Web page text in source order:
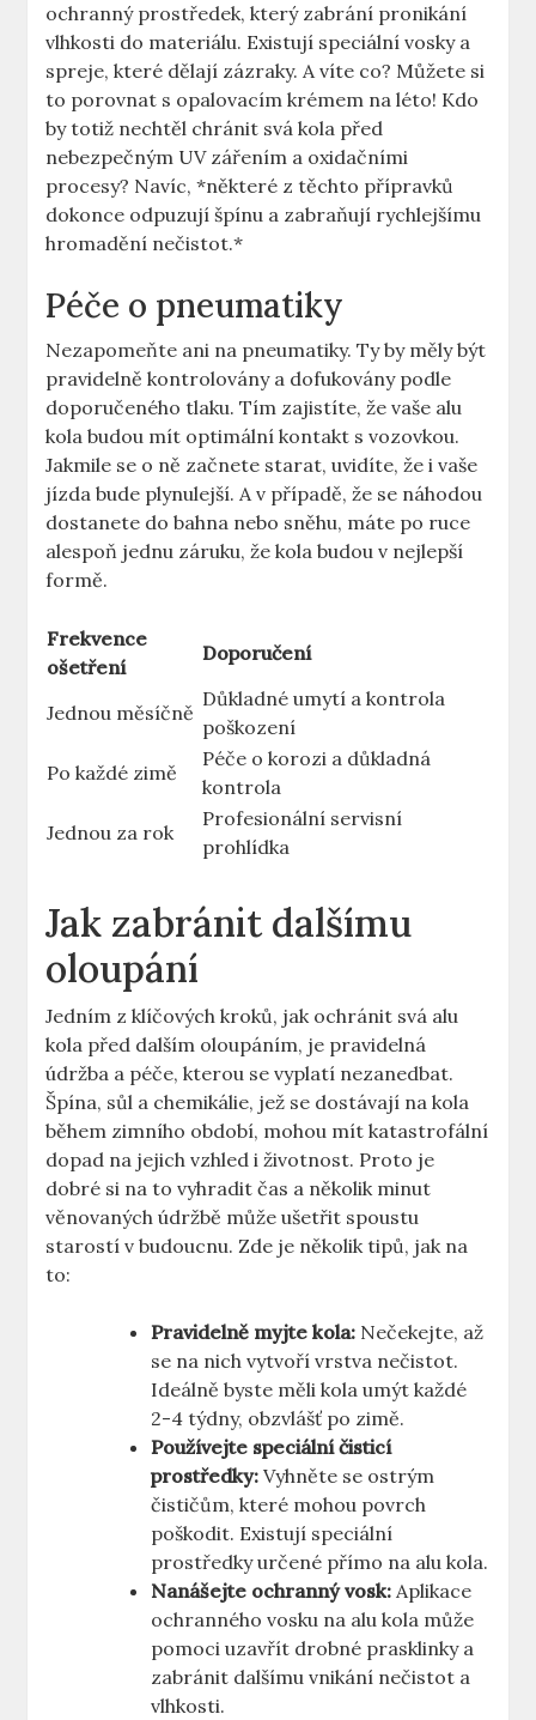
ochranný prostředek, který zabrání pronikání
vlhkosti do materiálu. Existují speciální vosky a
spreje, které dělají zázraky. A víte co? Můžete si
to porovnat s opalovacím krémem na léto! Kdo
by totiž nechtěl chránit svá kola před
nebezpečným UV zářením a oxidačními
procesy? Navíc, *některé z těchto přípravků
dokonce odpuzují špínu a zabraňují rychlejšímu
hromadění nečistot.*
Péče o pneumatiky
Nezapomeňte ani na pneumatiky. Ty by měly být
pravidelně kontrolovány a dofukovány podle
doporučeného tlaku. Tím zajistíte, že vaše alu
kola budou mít optimální kontakt s vozovkou.
Jakmile se o ně začnete starat, uvidíte, že i vaše
jízda bude plynulejší. A v případě, že se náhodou
dostanete do bahna nebo sněhu, máte po ruce
alespoň jednu záruku, že kola budou v nejlepší
formě.
Frekvence
ošetření
Doporučení
Jednou měsíčně
Důkladné umytí a kontrola
poškození
Po každé zimě
Péče o korozi a důkladná
kontrola
Jednou za rok
Profesionální servisní
prohlídka
Jak zabránit dalšímu
oloupání
Jedním z klíčových kroků, jak ochránit svá alu
kola před dalším oloupáním, je pravidelná
údržba a péče, kterou se vyplatí nezanedbat.
Špína, sůl a chemikálie, jež se dostávají na kola
během zimního období, mohou mít katastrofální
dopad na jejich vzhled i životnost. Proto je
dobré si na to vyhradit čas a několik minut
věnovaných údržbě může ušetřit spoustu
starostí v budoucnu. Zde je několik tipů, jak na
to:
Pravidelně myjte kola: Nečekejte, až
se na nich vytvoří vrstva nečistot.
Ideálně byste měli kola umýt každé
2-4 týdny, obzvlášť po zimě.
Používejte speciální čisticí
prostředky: Vyhněte se ostrým
čističům, které mohou povrch
poškodit. Existují speciální
prostředky určené přímo na alu kola.
Nanášejte ochranný vosk: Aplikace
ochranného vosku na alu kola může
pomoci uzavřít drobné prasklinky a
zabránit dalšímu vnikání nečistot a
vlhkosti.